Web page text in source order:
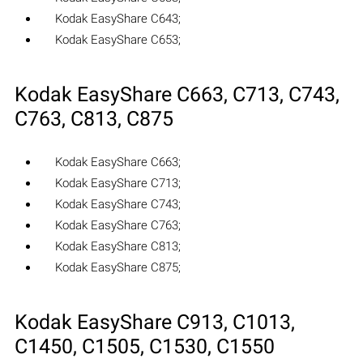
Kodak EasyShare C643‎;
Kodak EasyShare C653‎;
Kodak EasyShare C663‎, C713‎, C743‎,
C763‎, C813‎, C875‎
Kodak EasyShare C663‎;
Kodak EasyShare C713‎;
Kodak EasyShare C743‎;
Kodak EasyShare C763‎;
Kodak EasyShare C813‎;
Kodak EasyShare C875‎;
Kodak EasyShare C913‎, C1013‎,
C1450‎, C1505‎, C1530‎, C1550‎